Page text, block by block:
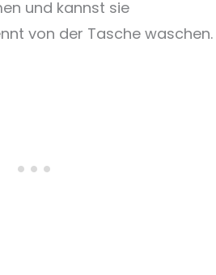
und kannst sie
von der Tasche waschen.